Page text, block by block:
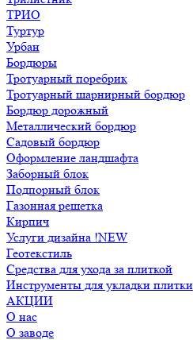
ТРИО
Туртур
Урбан
Бордюры
Тротуарный поребрик
Тротуарный шарнирный бордюр
Бордюр дорожный
Металлический бордюр
Садовый бордюр
Оформление ландшафта
Заборный блок
Подпорный блок
Газонная решетка
Кирпич
Услуги дизайна !NEW
Геотекстиль
Средства для ухода за плиткой
Инструменты для укладки плитки
АКЦИИ
О нас
О заводе